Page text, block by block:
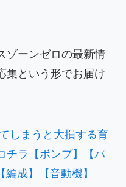
ゾーンゼロの最新情
集という形でお届け
しまうと大損する育
チラ【ボンプ】【パ
成】【音動機】